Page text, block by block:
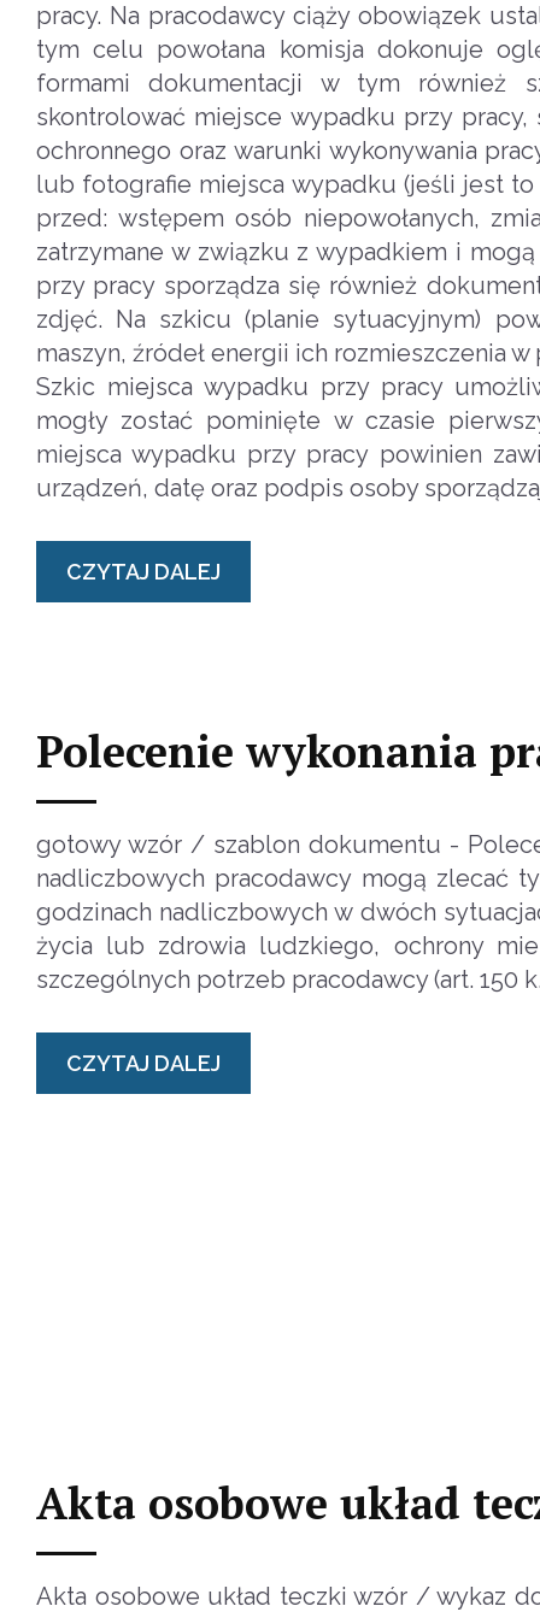
pracy. Na pracodawcy ciąży obowiązek
tym celu powołana komisja dokonuje
formami dokumentacji w tym również
skontrolować miejsce wypadku przy
ochronnego oraz warunki wykonywania
lub fotografie miejsca wypadku (jeśli jest
przed: wstępem osób niepowołanych,
zatrzymane w związku z wypadkiem i
przy pracy sporządza się również
zdjęć. Na szkicu (planie sytuacyjnym)
maszyn, źródeł energii ich rozmieszczenia
Szkic miejsca wypadku przy pracy
mogły zostać pominięte w czasie
miejsca wypadku przy pracy powinien
urządzeń, datę oraz podpis osoby
CZYTAJ DALEJ
Polecenie wykonania
gotowy wzór / szablon dokumentu -
nadliczbowych pracodawcy mogą zlecać
godzinach nadliczbowych w dwóch
życia lub zdrowia ludzkiego, ochrony
szczególnych potrzeb pracodawcy (art. 150
CZYTAJ DALEJ
Akta osobowe układ
Akta osobowe układ teczki wzór / wykaz